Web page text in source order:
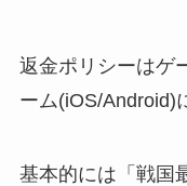
返金ポリシーはゲ
ーム(iOS/Android)
基本的には「戦国